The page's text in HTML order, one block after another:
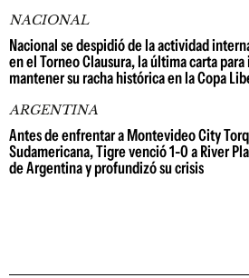
NACIONAL
Nacional se despidió de la actividad
en el Torneo Clausura, la última carta
mantener su racha histórica en la Copa
ARGENTINA
Antes de enfrentar a Montevideo City
Sudamericana, Tigre venció 1-0 a River
de Argentina y profundizó su crisis